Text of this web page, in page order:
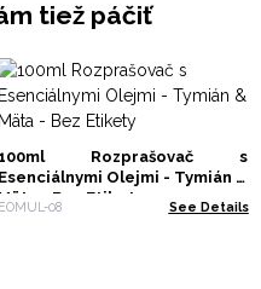
tiež páčiť
100ml Rozprašovač s
Esenciálnymi Olejmi - Tymián &
Mäta - Bez Etikety
EOMUL-08 See Details